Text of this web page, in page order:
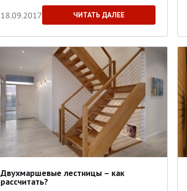
18.09.2017 ЧИТАТЬ ДАЛЕЕ
Двухмаршевые лестницы – как
рассчитать?